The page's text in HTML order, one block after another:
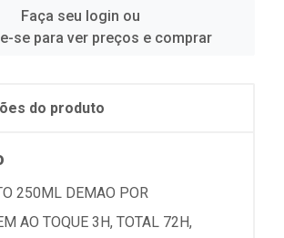
Faça seu login ou
se para ver preços e comprar
do produto
250ML DEMAO POR
AO TOQUE 3H, TOTAL 72H,